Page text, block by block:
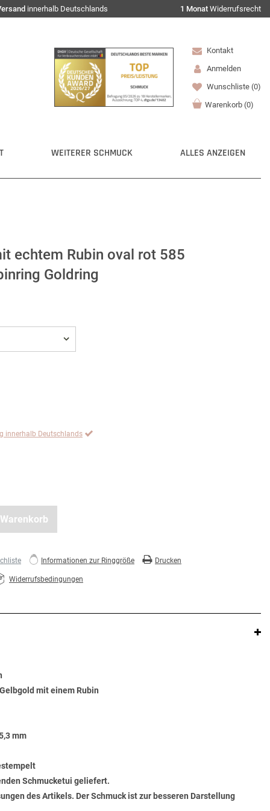
innerhalb Deutschlands 1 Monat Widerrufsrecht
Kontakt
Anmelden
Wunschliste (0)
Warenkorb (0)
WEITERER SCHMUCK ALLES ANZEIGEN
echtem Rubin oval rot 585
Goldring
innerhalb Deutschlands
Informationen zur Ringgröße Drucken
Widerrufsbedingungen
mit einem Rubin
mm
Schmucketui geliefert.
des Artikels. Der Schmuck ist zur besseren Darstellung